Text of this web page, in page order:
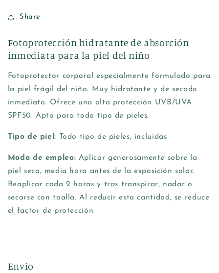
Share
Fotoprotección hidratante de absorción
inmediata para la piel del niño
Fotoprotector corporal especialmente formulado para
la piel frágil del niño. Muy hidratante y de secado
inmediato. Ofrece una alta protección UVB/UVA
SPF50. Apto para todo tipo de pieles.
Tipo de piel: Todo tipo de pieles, incluidas
Modo de empleo: Aplicar generosamente sobre la
piel seca, media hora antes de la exposición solar.
Reaplicar cada 2 horas y tras transpirar, nadar o
secarse con toalla. Al reducir esta cantidad, se reduce
el factor de protección.
Envío